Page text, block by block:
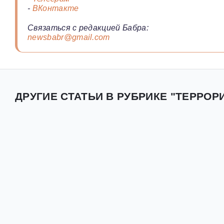
- ВКонтакте
Связаться с редакцией Бабра:
newsbabr@gmail.com
ДРУГИЕ СТАТЬИ В РУБРИКЕ